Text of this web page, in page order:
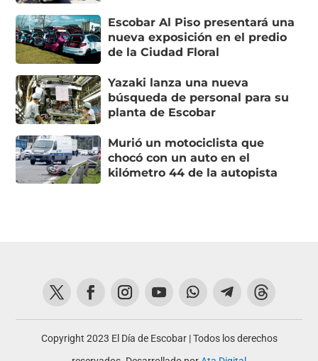
Escobar Al Piso presentará una
nueva exposición en el predio
de la Ciudad Floral
Yazaki lanza una nueva
búsqueda de personal para su
planta de Escobar
Murió un motociclista que
chocó con un auto en el
kilómetro 44 de la autopista
Copyright 2023 El Día de Escobar | Todos los derechos